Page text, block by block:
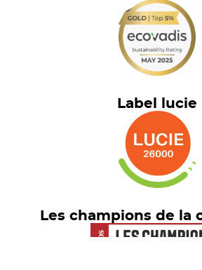
Label lucie
Les champions de la